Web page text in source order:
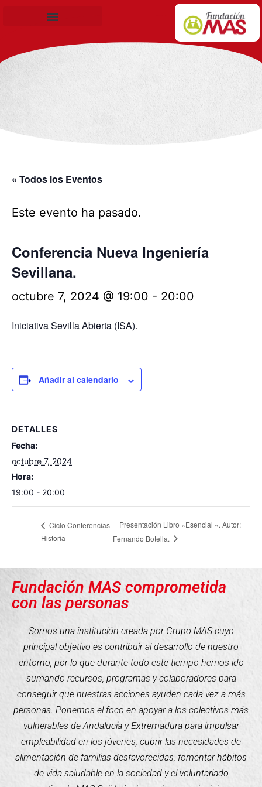
« Todos los Eventos
Este evento ha pasado.
Conferencia Nueva Ingeniería
Sevillana.
octubre 7, 2024 @ 19:00 - 20:00
Iniciativa Sevilla Abierta (ISA).
Añadir al calendario
DETALLES
Fecha:
octubre 7, 2024
Hora:
19:00 - 20:00
Ciclo Conferencias
Historia
Presentación Libro «Esencial «. Autor:
Fernando Botella.
Fundación MAS comprometida
con las personas
Somos una institución creada por Grupo MAS cuyo
principal objetivo es contribuir al desarrollo de nuestro
entorno, por lo que durante todo este tiempo hemos ido
sumando recursos, programas y colaboradores para
conseguir que nuestras acciones ayuden cada vez a más
personas. Ponemos el foco en apoyar a los colectivos más
vulnerables de Andalucía y Extremadura para impulsar
empleabilidad en los jóvenes, cubrir las necesidades de
alimentación de familias desfavorecidas, fomentar hábitos
de vida saludable en la sociedad y el voluntariado